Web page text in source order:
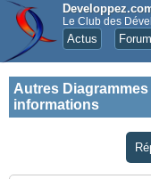
Le Club des
Actus
Autres Diagrammes
informations